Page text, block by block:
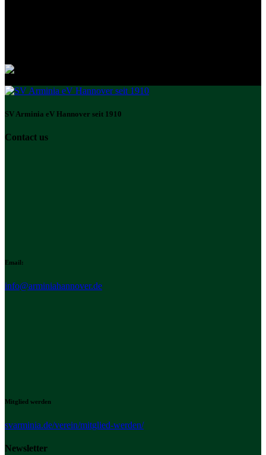
SV Arminia eV Hannover seit 1910
Contact us
Email:
info@arminiahannover.de
Mitglied werden
svarminia.de/verein/mitglied-werden/
Newsletter